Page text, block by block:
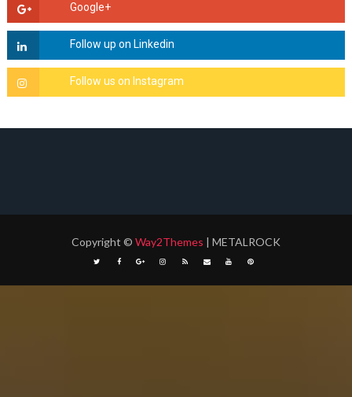
Copyright © Way2Themes | METALROCK